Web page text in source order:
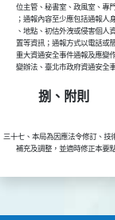
位主管、秘書室、政風室、
；通報內容至少應包括通報
、地點、初估外洩或侵害個
置等資訊；通報方式以電話
重大資通安全事件通報及應
捌、附則
三十七、本局為因應法令修訂、技